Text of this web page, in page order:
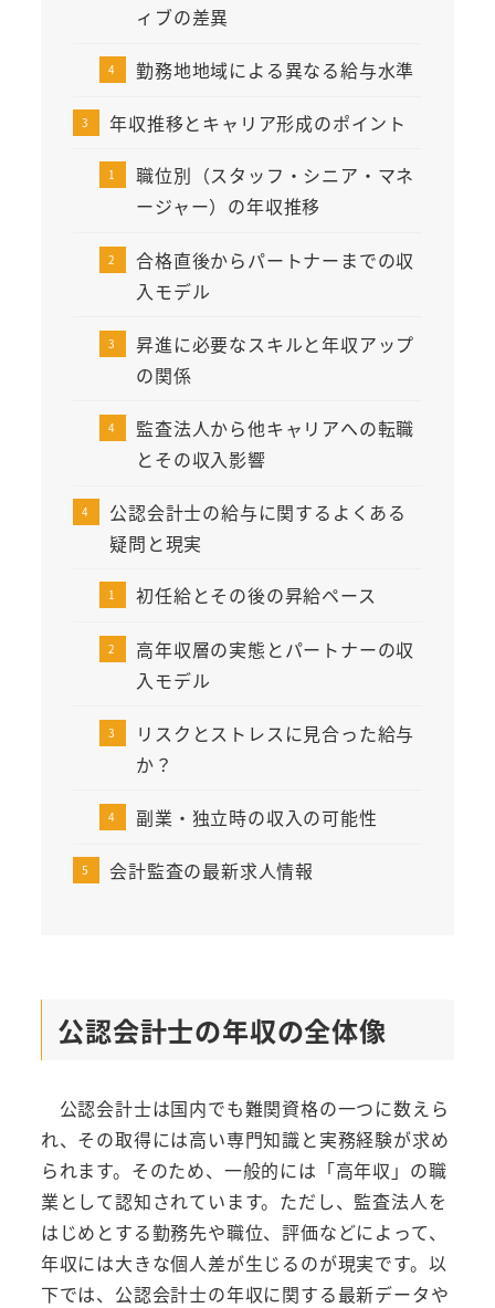
ィブの差異
勤務地地域による異なる給与水準
年収推移とキャリア形成のポイント
職位別（スタッフ・シニア・マネ
ージャー）の年収推移
合格直後からパートナーまでの収
入モデル
昇進に必要なスキルと年収アップ
の関係
監査法人から他キャリアへの転職
とその収入影響
公認会計士の給与に関するよくある
疑問と現実
初任給とその後の昇給ペース
高年収層の実態とパートナーの収
入モデル
リスクとストレスに見合った給与
か？
副業・独立時の収入の可能性
会計監査の最新求人情報
公認会計士の年収の全体像
公認会計士は国内でも難関資格の一つに数えら
れ、その取得には高い専門知識と実務経験が求め
られます。そのため、一般的には「高年収」の職
業として認知されています。ただし、監査法人を
はじめとする勤務先や職位、評価などによって、
年収には大きな個人差が生じるのが現実です。以
下では、公認会計士の年収に関する最新データや